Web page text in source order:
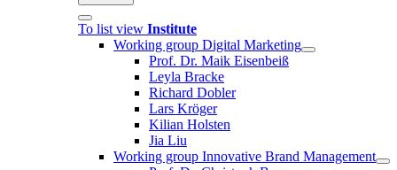
To list view Institute
Working group Digital Marketing
Prof. Dr. Maik Eisenbeiß
Leyla Bracke
Richard Dobler
Lars Kröger
Kilian Holsten
Jia Liu
Working group Innovative Brand Management